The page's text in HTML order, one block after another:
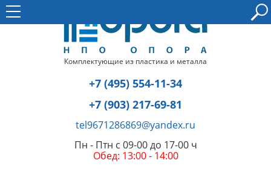
Комплектующие из пластика и металла
+7 (495) 554-11-34
+7 (903) 217-69-81
tel9671286869@yandex.ru
Пн - Птн с 09-00 до 17-00 ч
Обед: 13:00 - 14:00